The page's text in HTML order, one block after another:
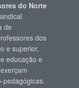
do Norte
de
dos
e superior,
educação e
pedagógicas.